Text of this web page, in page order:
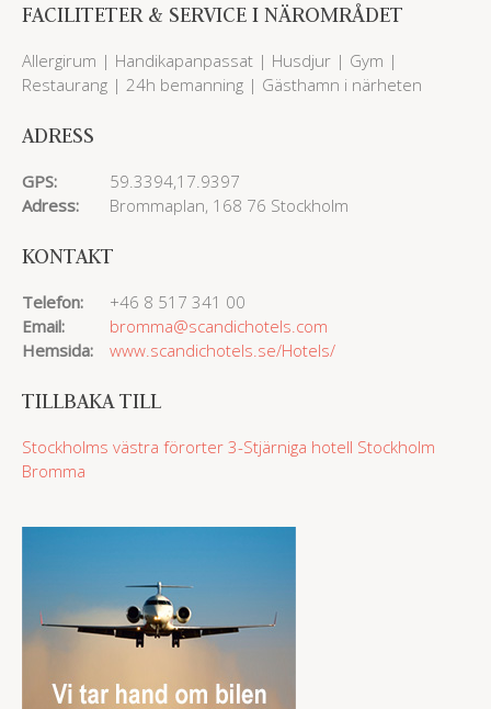
FACILITETER & SERVICE I NÄROMRÅDET
Allergirum | Handikapanpassat | Husdjur | Gym |
Restaurang | 24h bemanning | Gästhamn i närheten
ADRESS
GPS:
59.3394,17.9397
Adress:
Brommaplan, 168 76 Stockholm
KONTAKT
Telefon:
+46 8 517 341 00
Email:
bromma@scandichotels.com
Hemsida:
www.scandichotels.se/Hotels/
TILLBAKA TILL
Stockholms västra förorter 3-Stjärniga hotell Stockholm
Bromma